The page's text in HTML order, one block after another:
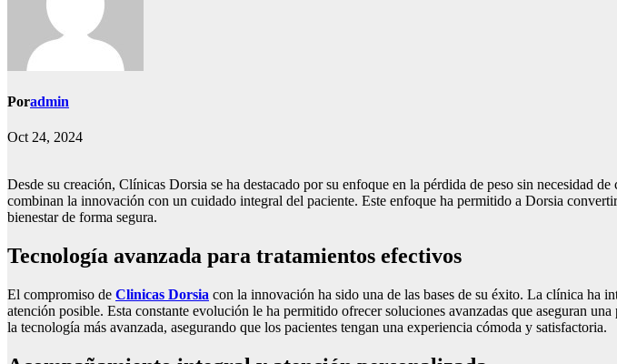
Poradmin
Oct 24, 2024
Desde su creación, Clínicas Dorsia se ha destacado por su enfoque en la pérdida de peso sin necesidad
combinan la innovación con un cuidado integral del paciente. Este enfoque ha permitido a Dorsia
bienestar de forma segura.
Tecnología avanzada para tratamientos efectivos
El compromiso de Clinicas Dorsia con la innovación ha sido una de las bases de su éxito. La clínica ha
atención posible. Esta constante evolución le ha permitido ofrecer soluciones avanzadas que aseguran
la tecnología más avanzada, asegurando que los pacientes tengan una experiencia cómoda y satisfactoria.